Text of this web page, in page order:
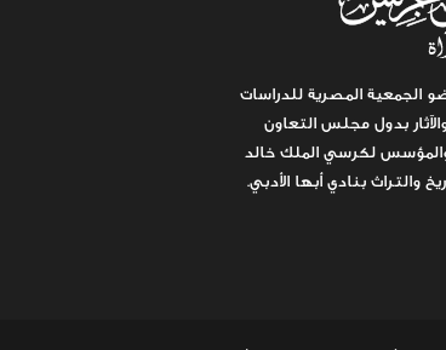
الجمعية المصرية للدراسات
بدول مجلس التعاون
لكرسي الملك خالد
والتراث بنادي أبها الأدبي.